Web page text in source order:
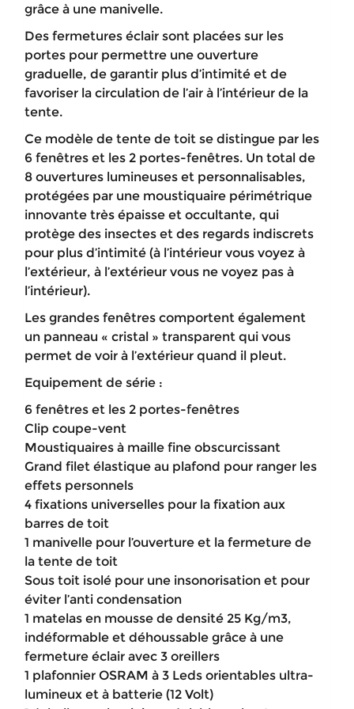
grâce à une manivelle.
Des fermetures éclair sont placées sur les
portes pour permettre une ouverture
graduelle, de garantir plus d’intimité et de
favoriser la circulation de l’air à l’intérieur de la
tente.
Ce modèle de tente de toit se distingue par les
6 fenêtres et les 2 portes-fenêtres. Un total de
8 ouvertures lumineuses et personnalisables,
protégées par une moustiquaire périmétrique
innovante très épaisse et occultante, qui
protège des insectes et des regards indiscrets
pour plus d’intimité (à l’intérieur vous voyez à
l’extérieur, à l’extérieur vous ne voyez pas à
l’intérieur).
Les grandes fenêtres comportent également
un panneau « cristal » transparent qui vous
permet de voir à l’extérieur quand il pleut.
Equipement de série :
6 fenêtres et les 2 portes-fenêtres
Clip coupe-vent
Moustiquaires à maille fine obscurcissant
Grand filet élastique au plafond pour ranger les
effets personnels
4 fixations universelles pour la fixation aux
barres de toit
1 manivelle pour l’ouverture et la fermeture de
la tente de toit
Sous toit isolé pour une insonorisation et pour
éviter l’anti condensation
1 matelas en mousse de densité 25 Kg/m3,
indéformable et déhoussable grâce à une
fermeture éclair avec 3 oreillers
1 plafonnier OSRAM à 3 Leds orientables ultra-
lumineux et à batterie (12 Volt)